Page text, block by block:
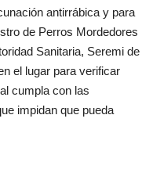
antirrábica y para
de Perros Mordedores
Sanitaria, Seremi de
el lugar para verificar
cumpla con las
impidan que pueda